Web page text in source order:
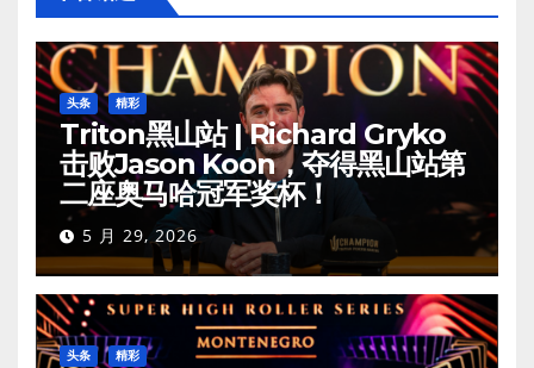
头条 精彩
Triton黑山站 | Richard Gryko
击败Jason Koon，夺得黑山站第
二座奥马哈冠军奖杯！
5 月 29, 2026
头条 精彩